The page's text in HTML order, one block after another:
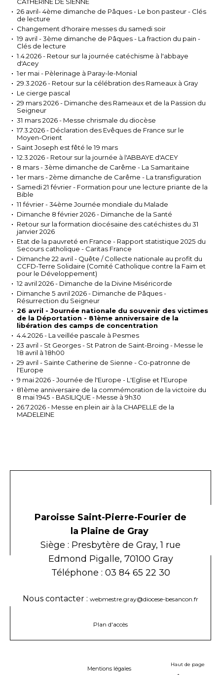
26 avril- 4ème dimanche de Pâques - Le bon pasteur - Clés
de lecture
Changement d'horaire messes du samedi soir
19 avril - 3ème dimanche de Pâques - La fraction du pain -
Clés de lecture
1.4.2026 - Retour sur la journée catéchisme à l'abbaye
d'Acey
1er mai - Pèlerinage à Paray-le-Monial
29.3.2026 - Retour sur la célébration des Rameaux à Gray
Le cierge pascal
29 mars 2026 - Dimanche des Rameaux et de la Passion du
Seigneur
31 mars 2026 - Messe chrismale du diocèse
17.3.2026 - Déclaration des Evêques de France sur le
Moyen-Orient
Saint Joseph est fêté le 19 mars
12.3.2026 - Retour sur la journée à l'ABBAYE d'ACEY
8 mars - 3ème dimanche de Carême - La Samaritaine
1er mars - 2ème dimanche de Carême - La transfiguration
Samedi 21 février - Formation pour une lecture priante de la
Bible
11 février - 34ème Journée mondiale du Malade
Dimanche 8 février 2026 - Dimanche de la Santé
Retour sur la formation diocésaine des catéchistes du 31
janvier 2026
Etat de la pauvreté en France - Rapport statistique 2025 du
Secours catholique - Caritas France
Dimanche 22 avril - Quête / Collecte nationale au profit du
CCFD-Terre Solidaire (Comité Catholique contre la Faim et
pour le Développement)
12 avril 2026 - Dimanche de la Divine Miséricorde
Dimanche 5 avril 2026 - Dimanche de Pâques -
Résurrection du Seigneur
26 avril - Journée nationale du souvenir des victimes
de la Déportation - 81ème anniversaire de la
libération des camps de concentration
4.4.2026 - La veillée pascale à Pesmes
23 avril - St Georges - St Patron de Saint-Broing - Messe le
18 avril à 18h00
29 avril - Sainte Catherine de Sienne - Co-patronne de
l'Europe
9 mai 2026 - Journée de l'Europe - L'Eglise et l'Europe
81ème anniversaire de la commémoration de la victoire du
8 mai 1945 - BASILIQUE - Messe à 9h30
26.7.2026 - Messe en plein air à la CHAPELLE de la
MADELEINE
Paroisse Saint-Pierre-Fourier de
la Plaine de Gray
Siège : Presbytère de Gray, 1 rue
Edmond Pigalle, 70100 Gray
Téléphone : 03 84 65 22 30
Nous contacter : webmestre.gray@diocese-besancon.fr
Plan d'accès
Mentions légales
Haut de page